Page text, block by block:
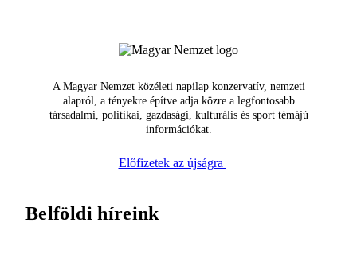
A Magyar Nemzet közéleti napilap konzervatív, nemzeti
alapról, a tényekre építve adja közre a legfontosabb
társadalmi, politikai, gazdasági, kulturális és sport témájú
információkat.
Előfizetek az újságra
Belföldi híreink